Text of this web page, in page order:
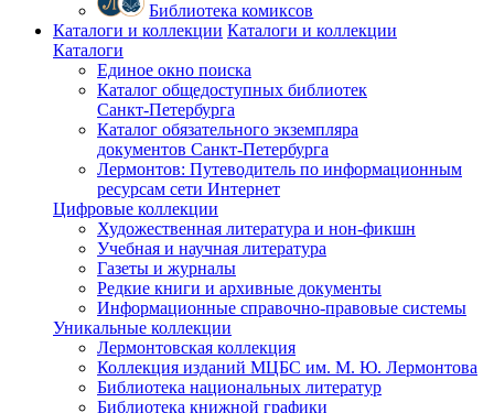
Библиотека комиксов
Каталоги и коллекции Каталоги и коллекции
Каталоги
Единое окно поиска
Каталог общедоступных библиотек
Санкт-Петербурга
Каталог обязательного экземпляра
документов Санкт-Петербурга
Лермонтов: Путеводитель по информационным
ресурсам сети Интернет
Цифровые коллекции
Художественная литература и нон-фикшн
Учебная и научная литература
Газеты и журналы
Редкие книги и архивные документы
Информационные справочно-правовые системы
Уникальные коллекции
Лермонтовская коллекция
Коллекция изданий МЦБС им. М. Ю. Лермонтова
Библиотека национальных литератур
Библиотека книжной графики